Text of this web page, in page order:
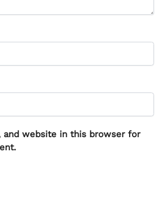
and website in this browser for